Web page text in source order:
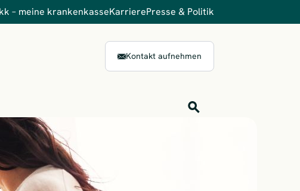
– meine krankenkasseKarrierePresse & Politik
Kontakt aufnehmen
Finden